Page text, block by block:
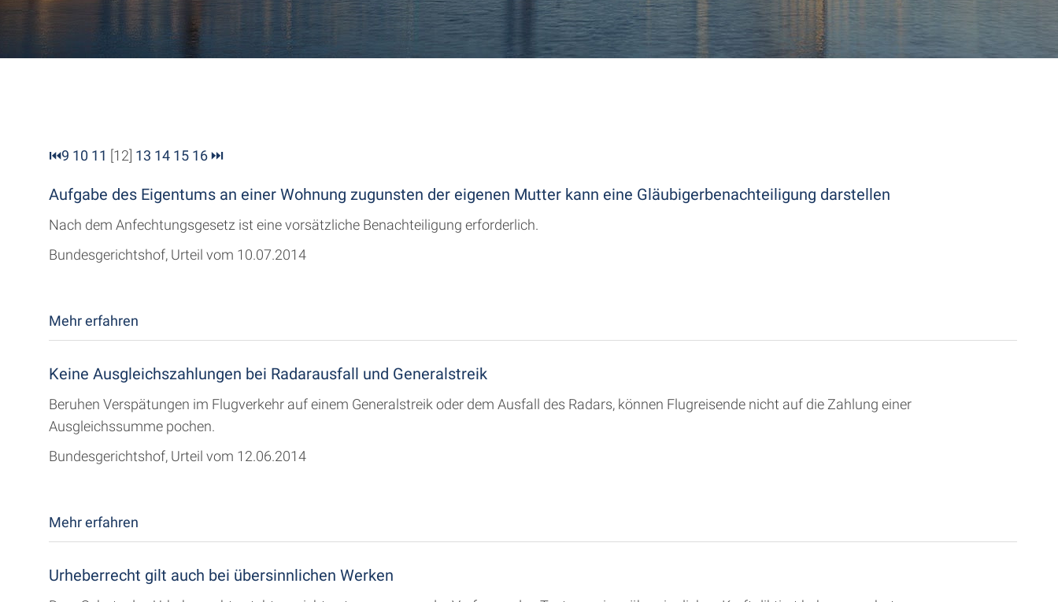
⏮9 10 11 [12] 13 14 15 16⏭
Aufgabe des Eigentums an einer Wohnung zugunsten der eigenen Mutter kann eine Gläubigerbenachteiligung darstellen
Nach dem Anfechtungsgesetz ist eine vorsätzliche Benachteiligung erforderlich.
Bundesgerichtshof, Urteil vom 10.07.2014
Mehr erfahren
Keine Ausgleichszahlungen bei Radarausfall und Generalstreik
Beruhen Verspätungen im Flugverkehr auf einem Generalstreik oder dem Ausfall des Radars, können Flugreisende nicht auf die Zahlung einer
Ausgleichssumme pochen.
Bundesgerichtshof, Urteil vom 12.06.2014
Mehr erfahren
Urheberrecht gilt auch bei übersinnlichen Werken